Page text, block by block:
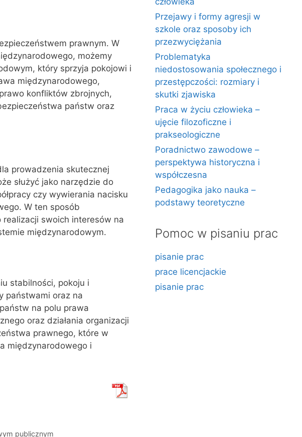
prawnym. W
możemy
który sprzyja pokojowi i
międzynarodowego,
konfliktów zbrojnych,
państw oraz
prowadzenia skutecznej
służyć jako narzędzie do
czy wywierania nacisku
W ten sposób
swoich interesów na
międzynarodowym.
stabilności, pokoju i
państwami oraz na
na polu prawa
oraz działania organizacji
prawnego, które w
międzynarodowego i
publicznym
Przejawy i formy agresji w
szkole oraz sposoby ich
przezwyciężania
Problematyka
niedostosowania społecznego i
przestępczości: rozmiary i
skutki zjawiska
Praca w życiu człowieka –
ujęcie filozoficzne i
prakseologiczne
Poradnictwo zawodowe –
perspektywa historyczna i
współczesna
Pedagogika jako nauka –
podstawy teoretyczne
Pomoc w pisaniu prac
pisanie prac
prace licencjackie
pisanie prac